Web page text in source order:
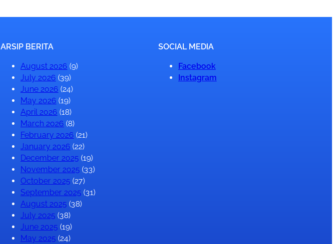
ARSIP BERITA
August 2026 (9)
July 2026 (39)
June 2026 (24)
May 2026 (19)
April 2026 (18)
March 2026 (8)
February 2026 (21)
January 2026 (22)
December 2025 (19)
November 2025 (33)
October 2025 (27)
September 2025 (31)
August 2025 (38)
July 2025 (38)
June 2025 (19)
May 2025 (24)
SOCIAL MEDIA
Facebook
Instagram